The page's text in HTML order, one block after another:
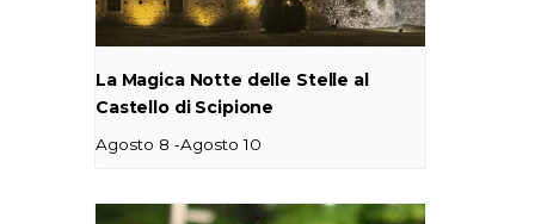
La Magica Notte delle Stelle al
Castello di Scipione
Agosto 8 -Agosto 10